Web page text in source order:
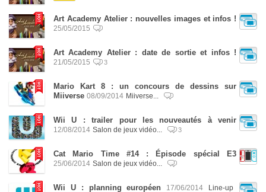
Art Academy Atelier : nouvelles images et infos !
25/05/2015
Art Academy Atelier : date de sortie et infos !
21/05/2015 3
Mario Kart 8 : un concours de dessins sur
Miiverse 08/09/2014 Miiverse...
Wii U : trailer pour les nouveautés à venir
12/08/2014 Salon de jeux vidéo... 3
Cat Mario Time #14 : Épisode spécial E3
25/06/2014 Salon de jeux vidéo...
Wii U : planning européen 17/06/2014 Line-up